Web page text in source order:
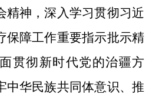
精神 ，深入学习贯彻习近
保障工作重要指示批示精
贯彻新时代党的治疆方
中华民族共同体意识、推